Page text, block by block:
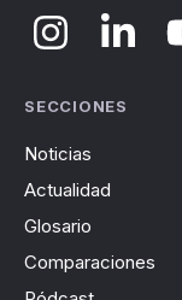
SECCIONES
Noticias
Actualidad
Glosario
Comparaciones